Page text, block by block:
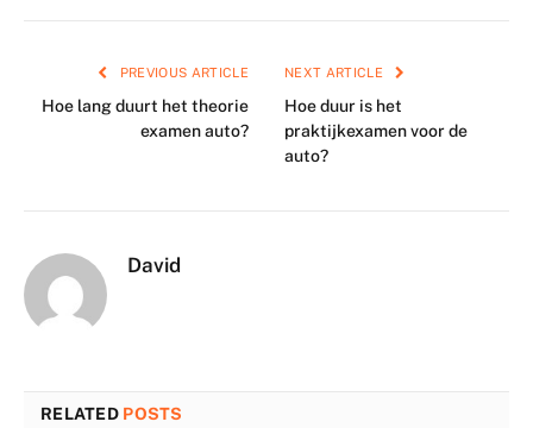
PREVIOUS ARTICLE
Hoe lang duurt het theorie
examen auto?
NEXT ARTICLE
Hoe duur is het
praktijkexamen voor de
auto?
David
RELATED POSTS